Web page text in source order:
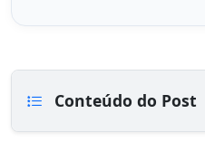
Conteúdo do Post